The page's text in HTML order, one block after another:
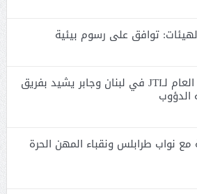
توافق على رسوم بيئية
سقلاوي مكرّماً المدير العام لـJTI في لبنان وجابر يشيد بفريق
الدؤوب
مع نواب طرابلس ونقباء المهن الحرة